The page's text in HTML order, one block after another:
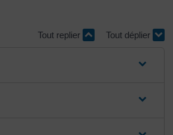
Tout replier Tout déplier